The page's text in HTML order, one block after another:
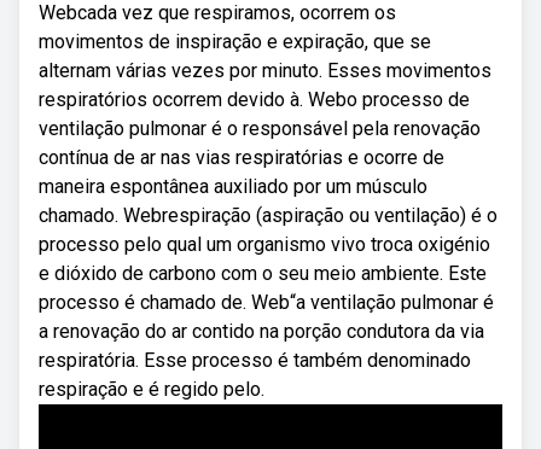
Webcada vez que respiramos, ocorrem os
movimentos de inspiração e expiração, que se
alternam várias vezes por minuto. Esses movimentos
respiratórios ocorrem devido à. Webo processo de
ventilação pulmonar é o responsável pela renovação
contínua de ar nas vias respiratórias e ocorre de
maneira espontânea auxiliado por um músculo
chamado. Webrespiração (aspiração ou ventilação) é o
processo pelo qual um organismo vivo troca oxigénio
e dióxido de carbono com o seu meio ambiente. Este
processo é chamado de. Web“a ventilação pulmonar é
a renovação do ar contido na porção condutora da via
respiratória. Esse processo é também denominado
respiração e é regido pelo.